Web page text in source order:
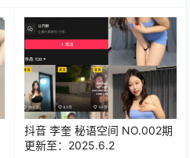
抖音 李奎 秘语空间 NO.002期
更新至：2025.6.2